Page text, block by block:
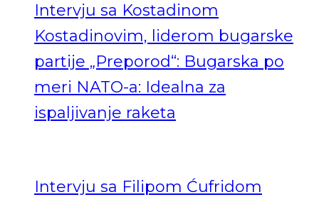
Intervju sa Kostadinom
Kostadinovim, liderom bugarske
partije „Preporod“: Bugarska po
meri NATO-a: Idealna za
ispaljivanje raketa
Intervju sa Filipom Ćufridom